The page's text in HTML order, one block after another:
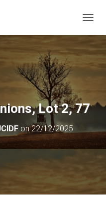
Lot 2, 77
on22/12/2025